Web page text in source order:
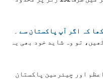
کہ اگر آپ پاکستان سے
تو وہ شاید خود بھی یہ
اور چیئرمین پاکستان